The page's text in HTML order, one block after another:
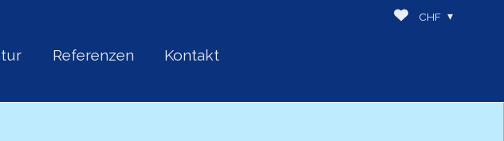
Referenzen Kontakt
CHF